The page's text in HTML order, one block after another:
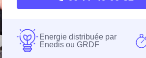
Energie distribuée par
Enedis ou GRDF